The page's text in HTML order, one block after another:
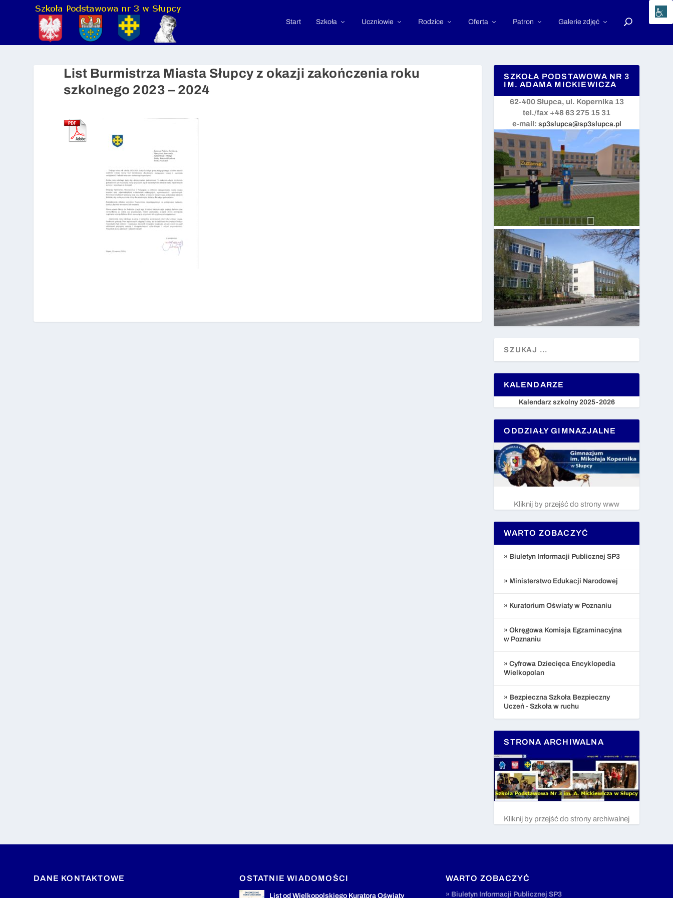
Start Szkoła Uczniowie Rodzice Oferta Patron Galerie zdjęć
List Burmistrza Miasta Słupcy z okazji zakończenia roku
szkolnego 2023 – 2024
SZKOŁA PODSTAWOWA NR 3
IM. ADAMA MICKIEWICZA
62-400 Słupca, ul. Kopernika 13
tel./fax +48 63 275 15 31
e-mail: sp3slupca@sp3slupca.pl
KALENDARZE
Kalendarz szkolny 2025-2026
ODDZIAŁY GIMNAZJALNE
Kliknij by przejść do strony www
WARTO ZOBACZYĆ
» Biuletyn Informacji Publicznej SP3
» Ministerstwo Edukacji Narodowej
» Kuratorium Oświaty w Poznaniu
» Okręgowa Komisja Egzaminacyjna
w Poznaniu
» Cyfrowa Dziecięca Encyklopedia
Wielkopolan
» Bezpieczna Szkoła Bezpieczny
Uczeń - Szkoła w ruchu
STRONA ARCHIWALNA
Kliknij by przejść do strony archiwalnej
DANE KONTAKTOWE OSTATNIE WIADOMOŚCI
List od Wielkopolskiego Kuratora Oświaty
WARTO ZOBACZYĆ
» Biuletyn Informacji Publicznej SP3